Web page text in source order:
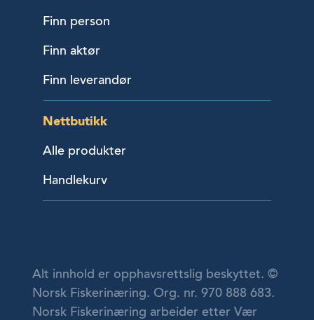
Finn person
Finn aktør
Finn leverandør
Nettbutikk
Alle produkter
Handlekurv
Alt innhold er opphavsrettslig beskyttet. ©
Norsk Fiskerinæring. Org. nr. 970 888 683.
Norsk Fiskerinæring arbeider etter Vær